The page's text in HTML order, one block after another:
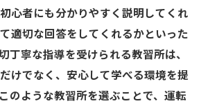
心者にも分かりやすく説明してくれ
適切な回答をしてくれるかといった
丁寧な指導を受けられる教習所は、
けでなく、安心して学べる環境を提
のような教習所を選ぶことで、運転